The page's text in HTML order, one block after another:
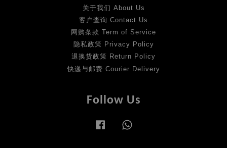
关于我们 About Us
客户查询 Contact Us
网购条款 Term of Service
隐私政策 Privacy Policy
退换货政策 Return Policy
快递与邮费 Courier Delivery
Follow Us
Facebook